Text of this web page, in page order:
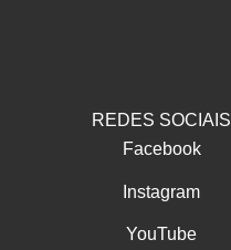
REDES SOCIAIS
Facebook
Instagram
YouTube